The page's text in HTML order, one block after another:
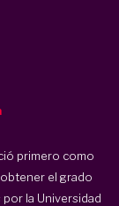
primero como
el grado
la Universidad